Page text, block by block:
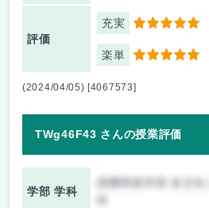
評価
充実 5
楽単 5
(2024/04/05) [4067573]
TWg46F43 さんの授業評価
学部 学科